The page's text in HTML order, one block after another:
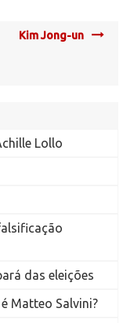
Kim Jong-un
Lollo
das eleições
Matteo Salvini?